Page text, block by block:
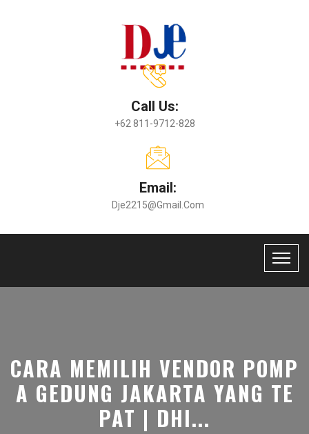
Call Us:
+62 811-9712-828
Email:
Dje2215@gmail.com
CARA MEMILIH VENDOR POMP
A GEDUNG JAKARTA YANG TE
PAT | DHI...